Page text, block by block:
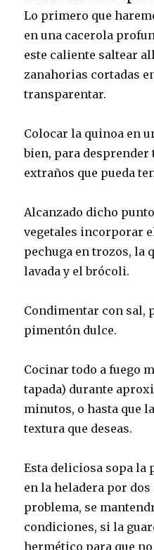
Lo primero que
en una cacerola
este caliente saltear
zanahorias cortadas
transparentar.
Colocar la quinoa en
bien, para desprender
extraños que pueda
Alcanzado dicho
vegetales incorporar
pechuga en trozos, la
lavada y el brócoli.
Condimentar con sal,
pimentón dulce.
Cocinar todo a fuego
tapada) durante
minutos, o hasta que
textura que deseas.
Esta deliciosa sopa la
en la heladera por
problema, se
condiciones, si la
hermético para que